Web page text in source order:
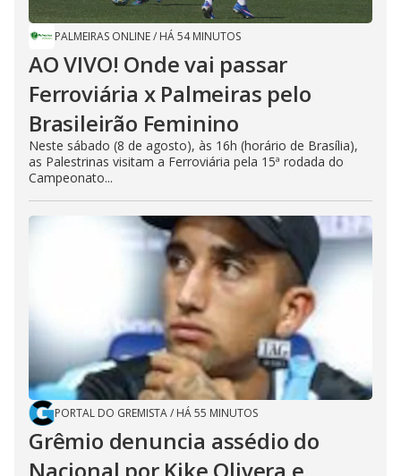
PALMEIRAS ONLINE/ HÁ 54 MINUTOS
AO VIVO! Onde vai passar
Ferroviária x Palmeiras pelo
Brasileirão Feminino
Neste sábado (8 de agosto), às 16h (horário de Brasília),
as Palestrinas visitam a Ferroviária pela 15ª rodada do
Campeonato...
PORTAL DO GREMISTA/ HÁ 55 MINUTOS
Grêmio denuncia assédio do